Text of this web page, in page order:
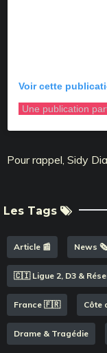
Voir cette
Pour rappel, Sidy
Les Tags
Article 📰 News 🗞️
🇨🇮 Ligue 2, D3 &
France 🇫🇷
Drame & Tragédie